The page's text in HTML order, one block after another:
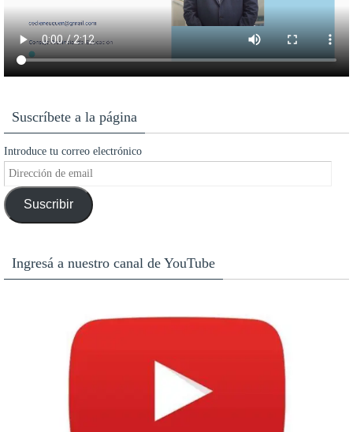
Suscríbete a la página
Introduce tu correo electrónico
Dirección
de
emailSuscribir
Ingresá a nuestro canal de YouTube